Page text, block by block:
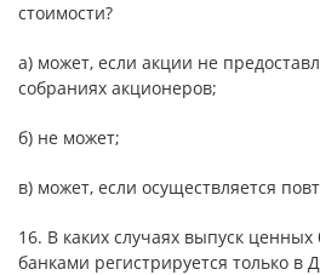
стоимости?
а) может, если акции не
собраниях акционеров;
б) не может;
в) может, если осуществляется
16. В каких случаях выпуск
банками регистрируется только в